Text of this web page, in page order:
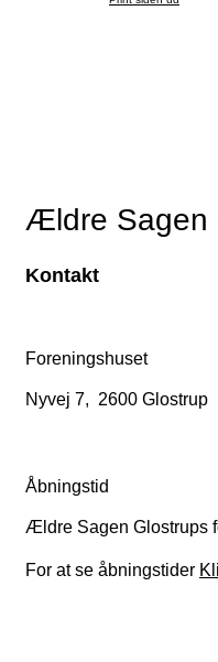
Ældre Sagen
Kontakt
Foreningshuset
Nyvej 7, 2600 Glostrup
Åbningstid
Ældre Sagen Glostrups
For at se åbningstider